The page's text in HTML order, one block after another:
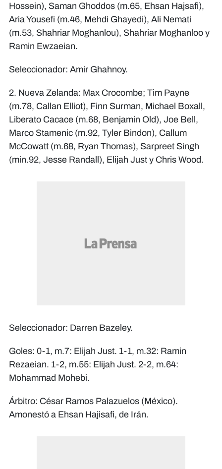
Hossein), Saman Ghoddos (m.65, Ehsan Hajsafi),
Aria Yousefi (m.46, Mehdi Ghayedi), Ali Nemati
(m.53, Shahriar Moghanlou), Shahriar Moghanloo y
Ramin Ewzaeian.
Seleccionador: Amir Ghahnoy.
2. Nueva Zelanda: Max Crocombe; Tim Payne
(m.78, Callan Elliot), Finn Surman, Michael Boxall,
Liberato Cacace (m.68, Benjamin Old), Joe Bell,
Marco Stamenic (m.92, Tyler Bindon), Callum
McCowatt (m.68, Ryan Thomas), Sarpreet Singh
(min.92, Jesse Randall), Elijah Just y Chris Wood.
Seleccionador: Darren Bazeley.
Goles: 0-1, m.7: Elijah Just. 1-1, m.32: Ramin
Rezaeian. 1-2, m.55: Elijah Just. 2-2, m.64:
Mohammad Mohebi.
Árbitro: César Ramos Palazuelos (México).
Amonestó a Ehsan Hajisafi, de Irán.